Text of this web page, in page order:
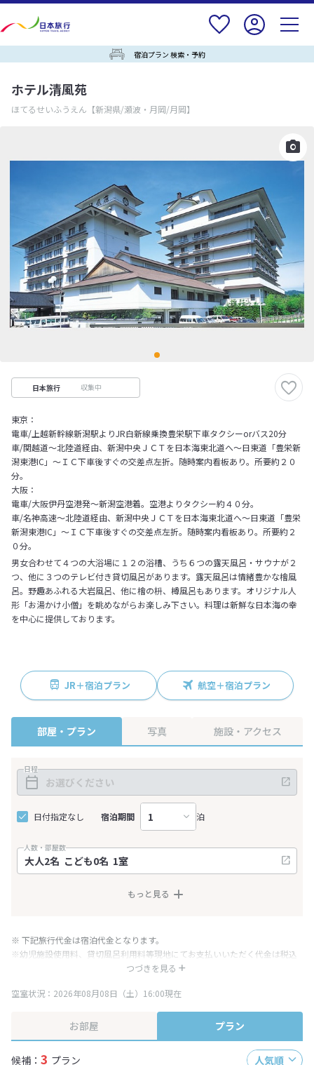
宿泊プラン 検索・予約
ホテル清風苑
ほてるせいふうえん 【新潟県/瀬波・月岡/月岡】
日本旅行 収集中
東京：
電車/上越新幹線新潟駅よりJR白新線乗換豊栄駅下車タクシーorバス20分
車/関越道～北陸道経由、新潟中央ＪＣＴを日本海東北道へ～日東道「豊栄新
潟東港IC」～ＩＣ下車後すぐの交差点左折。随時案内看板あり。所要約２０
分。
大阪：
電車/大阪伊丹空港発～新潟空港着。空港よりタクシー約４０分。
車/名神高速～北陸道経由、新潟中央ＪＣＴを日本海東北道へ～日東道「豊栄
新潟東港IC」～ＩＣ下車後すぐの交差点左折。随時案内看板あり。所要約２
０分。
男女合わせて４つの大浴場に１２の浴槽、うち６つの露天風呂・サウナが２
つ、他に３つのテレビ付き貸切風呂があります。露天風呂は情緒豊かな檜風
呂。野趣あふれる大岩風呂、他に檜の枡、樽風呂もあります。オリジナル人
形「お湯かけ小僧」を眺めながらお楽しみ下さい。料理は新鮮な日本海の幸
を中心に提供しております。
JR＋宿泊プラン 航空＋宿泊プラン
部屋・プラン 写真 施設・アクセス
日程
日付指定なし 宿泊期間 泊
人数・部屋数
もっと見る
つづきを見る
※ 下記旅行代金は宿泊代金となります。
※幼児施設使用料、貸切風呂利用料等現地にてお支払いいただく代金は税込
み表記となりますが、消費税増税に伴い代金が一部変更となる場合がござい
※表示されている旅行代金・プラン内容は一定時間ごとに更新されます。最
空室状況：2026年08月08日（土）16:00現在
お部屋 プラン
候補： 3 プラン 人気順